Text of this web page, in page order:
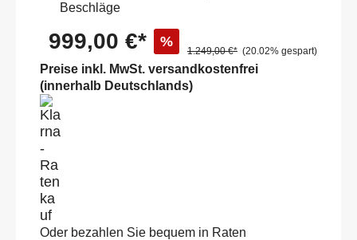
Beschläge
999,00 €* %
1.249,00 €* (20.02% gespart)
Preise inkl. MwSt. versandkostenfrei
(innerhalb Deutschlands)
Oder bezahlen Sie bequem in Raten